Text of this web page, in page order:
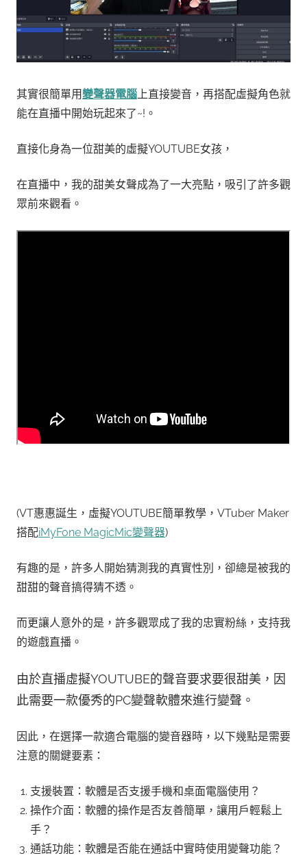
其實很簡單用變聲器電腦上直接變音，再搭配虛擬角色就
能在直播中開始玩起來了~!。
直接化身為一位甜美的虛擬YOUTUBE女孩，
在直播中，我的甜美女聲成為了一大亮點，吸引了許多觀
眾前來觀看。
(VT惠惠誕生，虛擬YOUTUBE簡單教學，VTuber Maker
搭配iMyFone MagicMic變聲器)
有趣的是，許多人開始猜測我的真實性別，卻總是被我的
甜甜的聲音搞得猜不透。
而更讓人意外的是，許多觀眾成了我的忠實粉絲，支持我
的遊戲直播。
由於直播虛擬YOUTUBE的聲音要求要很甜美，因
此需要一款優秀的PC變聲軟體來進行變聲。
因此，在選擇一款適合電腦的變音器時，以下幾點是需要
注意的關鍵要素：
支援裝置：軟體是否支援手機和桌面電腦使用？
操作介面：軟體的操作是否友善簡單，讓用戶輕鬆上
手？
通話功能：軟體是否能在通話中實時使用變聲功能？